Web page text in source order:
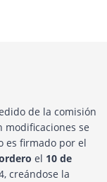
de la comisión
modificaciones se
es firmado por el
el 10 de
creándose la